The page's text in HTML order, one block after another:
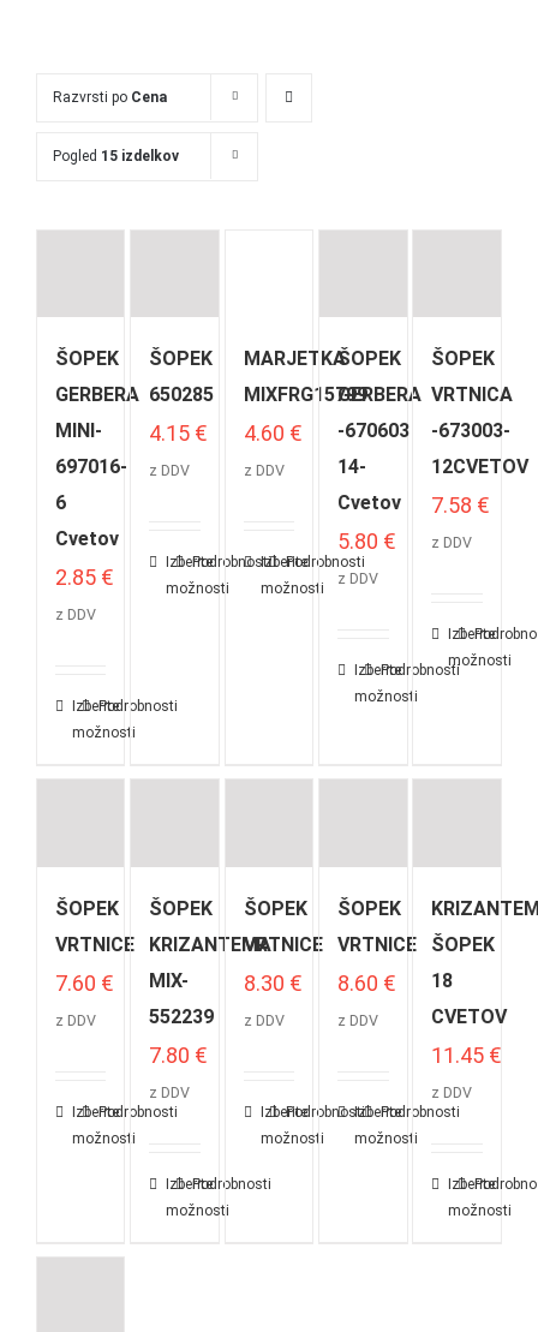
Razvrsti po Cena
Pogled 15 izdelkov
ŠOPEK
GERBERA
MINI-
697016-
6
Cvetov
2.85 €
z DDV
Izberite
možnosti
Podrobnosti
ŠOPEK
650285
4.15 €
z DDV
Izberite
možnosti
Podrobnosti
MARJETKA
MIXFRG15799
4.60 €
z DDV
Izberite
možnosti
Podrobnosti
ŠOPEK
GERBERA
-670603
14-
Cvetov
5.80 €
z DDV
Izberite
možnosti
Podrobnosti
ŠOPEK
VRTNICA
-673003-
12CVETOV
7.58 €
z DDV
Izberite
možnosti
ŠOPEK
VRTNICE
7.60 €
z DDV
Izberite
možnosti
Podrobnosti
ŠOPEK
KRIZANTEMA
MIX-
552239
7.80 €
z DDV
Izberite
možnosti
Podrobnosti
ŠOPEK
VRTNICE
8.30 €
z DDV
Izberite
možnosti
Podrobnosti
ŠOPEK
VRTNICE
8.60 €
z DDV
Izberite
možnosti
Podrobnosti
ŠOPEK
18
CVETOV
11.45 €
z DDV
Izberite
možnosti